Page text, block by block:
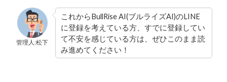
管理人:松下
これからBullRise AI(ブルライズAI)のLINE
に登録を考えている方、すでに登録してい
て不安を感じている方は、ぜひこのまま読
み進めてください ！